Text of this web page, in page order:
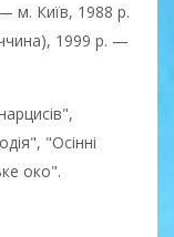
м. Київ, 1988 р.
1999 р. —
"Осінні
око".